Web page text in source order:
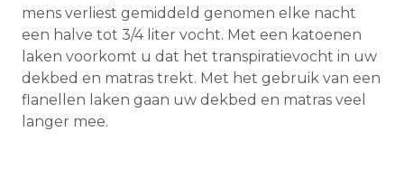
mens verliest gemiddeld genomen elke nacht
een halve tot 3/4 liter vocht. Met een katoenen
laken voorkomt u dat het transpiratievocht in uw
dekbed en matras trekt. Met het gebruik van een
flanellen laken gaan uw dekbed en matras veel
langer mee.